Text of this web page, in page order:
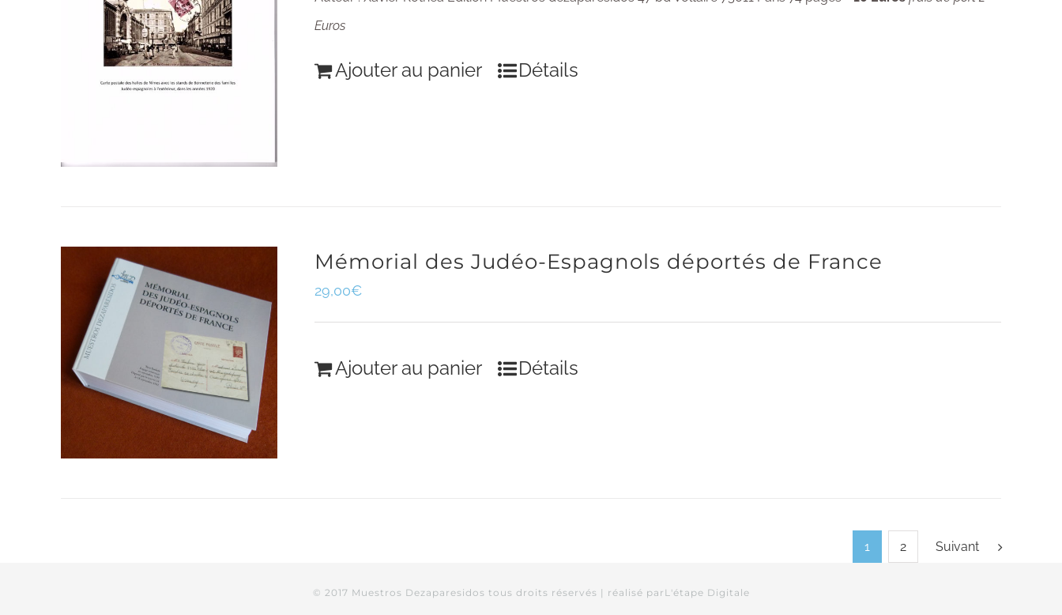
Euros
Ajouter au panier Détails
Mémorial des Judéo-Espagnols déportés de France
29,00€
Ajouter au panier Détails
1 2 Suivant
© 2017 Muestros Dezaparesidos tous droits réservés | réalisé par L'étape Digitale